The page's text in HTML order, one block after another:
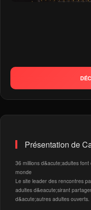
Présentation de
36 millions d&acute;adultes
monde
Le site leader des rencontres
adultes d&eacute;sirant
d&acute;autres adultes ouverts.